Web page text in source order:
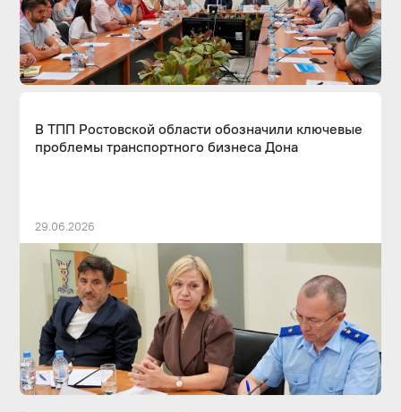
В ТПП Ростовской области обозначили ключевые
проблемы транспортного бизнеса Дона
29.06.2026